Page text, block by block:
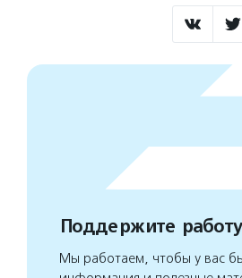
Поддержите
Мы работаем, чтобы у вас